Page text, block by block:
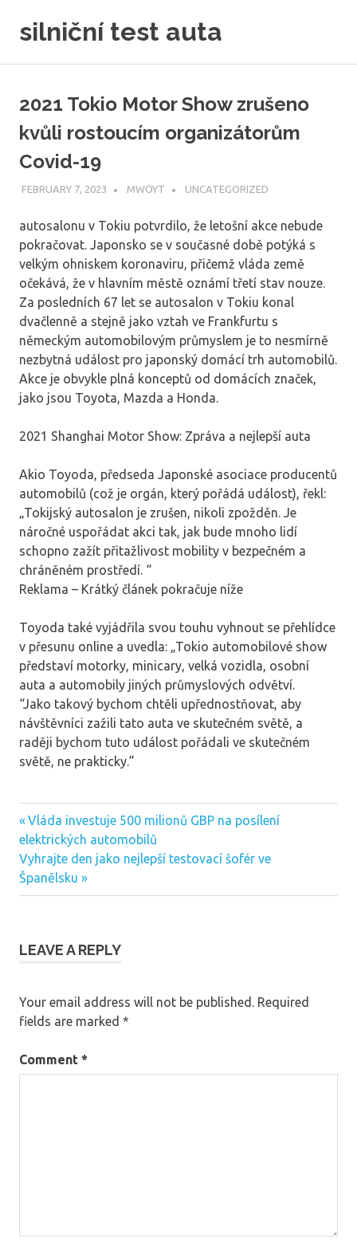
silniční test auta
2021 Tokio Motor Show zrušeno
kvůli rostoucím organizátorům
Covid-19
FEBRUARY 7, 2023 MWOYT UNCATEGORIZED
autosalonu v Tokiu potvrdilo, že letošní akce nebude
pokračovat. Japonsko se v současné době potýká s
velkým ohniskem koronaviru, přičemž vláda země
očekává, že v hlavním městě oznámí třetí stav nouze.
Za posledních 67 let se autosalon v Tokiu konal
dvačlenně a stejně jako vztah ve Frankfurtu s
německým automobilovým průmyslem je to nesmírně
nezbytná událost pro japonský domácí trh automobilů.
Akce je obvykle plná konceptů od domácích značek,
jako jsou Toyota, Mazda a Honda.
2021 Shanghai Motor Show: Zpráva a nejlepší auta
Akio Toyoda, předseda Japonské asociace producentů
automobilů (což je orgán, který pořádá událost), řekl:
„Tokijský autosalon je zrušen, nikoli zpožděn. Je
náročné uspořádat akci tak, jak bude mnoho lidí
schopno zažít přitažlivost mobility v bezpečném a
chráněném prostředí. “
Reklama – Krátký článek pokračuje níže
Toyoda také vyjádřila svou touhu vyhnout se přehlídce
v přesunu online a uvedla: „Tokio automobilové show
představí motorky, minicary, velká vozidla, osobní
auta a automobily jiných průmyslových odvětví.
“Jako takový bychom chtěli upřednostňovat, aby
návštěvníci zažili tato auta ve skutečném světě, a
raději bychom tuto událost pořádali ve skutečném
světě, ne prakticky.”
Post
navigation
Previous
Post:
Vláda investuje 500 milionů GBP na posílení
elektrických automobilů
Next
Post:
Vyhrajte den jako nejlepší testovací šofér ve
Španělsku
LEAVE A REPLY
Your email address will not be published. Required
fields are marked *
Comment *